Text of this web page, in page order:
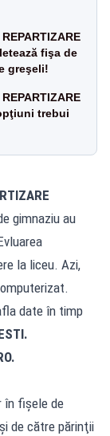
fişa de
greşeli!
trebui
gimnaziu au
la liceu. Azi,
date în timp
.
în fişele de
de către părinţii